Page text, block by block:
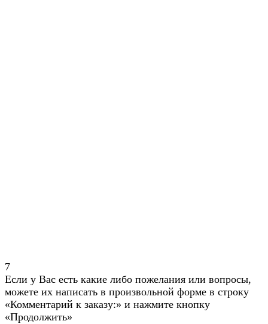
7
Если у Вас есть какие либо пожелания или вопросы,
можете их написать в произвольной форме в строку
«Комментарий к заказу:» и нажмите кнопку
«Продолжить»